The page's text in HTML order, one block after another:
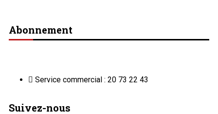
Abonnement
Service commercial : 20 73 22 43
Suivez-nous